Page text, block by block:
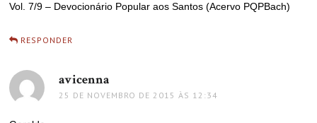
Vol. 7/9 – Devocionário Popular aos Santos (Acervo PQPBach)
RESPONDER
avicenna
25 DE NOVEMBRO DE 2015 ÀS 12:34